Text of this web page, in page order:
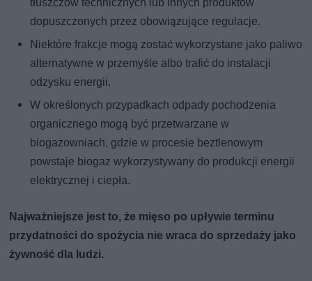
tłuszczów technicznych lub innych produktów
dopuszczonych przez obowiązujące regulacje.
Niektóre frakcje mogą zostać wykorzystane jako paliwo
alternatywne w przemyśle albo trafić do instalacji
odzysku energii.
W określonych przypadkach odpady pochodzenia
organicznego mogą być przetwarzane w
biogazowniach, gdzie w procesie beztlenowym
powstaje biogaz wykorzystywany do produkcji energii
elektrycznej i ciepła.
Najważniejsze jest to, że mięso po upływie terminu
przydatności do spożycia nie wraca do sprzedaży jako
żywność dla ludzi.